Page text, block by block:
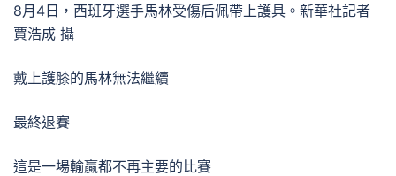
8月4日，西班牙選手馬林受傷后佩帶上護具。新華社記者
賈浩成 攝
戴上護膝的馬林無法繼續
最終退賽
這是一場輸贏都不再主要的比賽